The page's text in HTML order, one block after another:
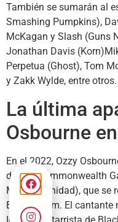
También se sumarán al
Smashing Pumpkins),
McKagan y Slash (Guns
Jonathan Davis
Perpetua (Ghost), Tom
y Zakk Wylde, entre otros.
La última
Osbourne
En el 2022, Ozzy
de los “Commonwealth
Mancomunidad), que se
Birmingham. El cantante
Iommi, guitarrista de